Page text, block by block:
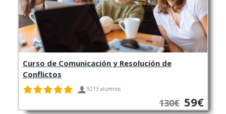
Curso de Comunicación y Resolución de
Conflictos
9213 alumnos
130€ 59€